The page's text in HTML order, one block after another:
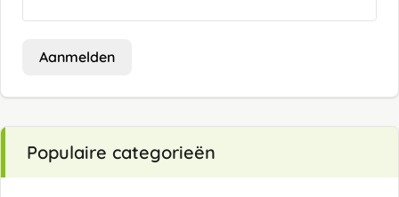
Aanmelden
Populaire categorieën